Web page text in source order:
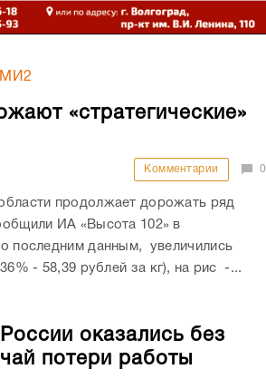
«стратегические»
Комментарии 0
продолжает дорожать ряд
ИА «Высота 102» в
последним данным, увеличились
- 58,39 рублей за кг), на рис -...
оказались без
потери работы